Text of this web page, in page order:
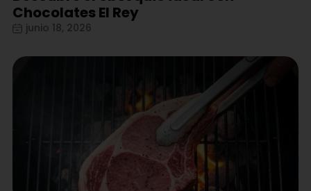
Chocolates El Rey
junio 18, 2026